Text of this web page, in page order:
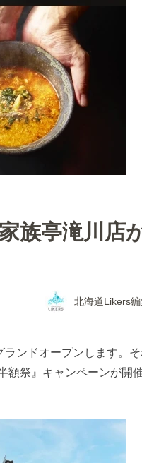
族亭滝川店
北海道Likers編
ンドオープンします。
額祭』キャンペーンが開